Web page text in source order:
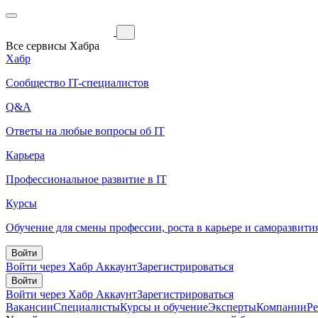
Все сервисы Хабра
Хабр
Сообщество IT-специалистов
Q&A
Ответы на любые вопросы об IT
Карьера
Профессиональное развитие в IT
Курсы
Обучение для смены профессии, роста в карьере и
Войти
Войти через Хабр АккаунтЗарегистрироваться
Войти
Войти через Хабр АккаунтЗарегистрироваться
ВакансииСпециалистыКурсы и обучениеЭкспертыКомпании